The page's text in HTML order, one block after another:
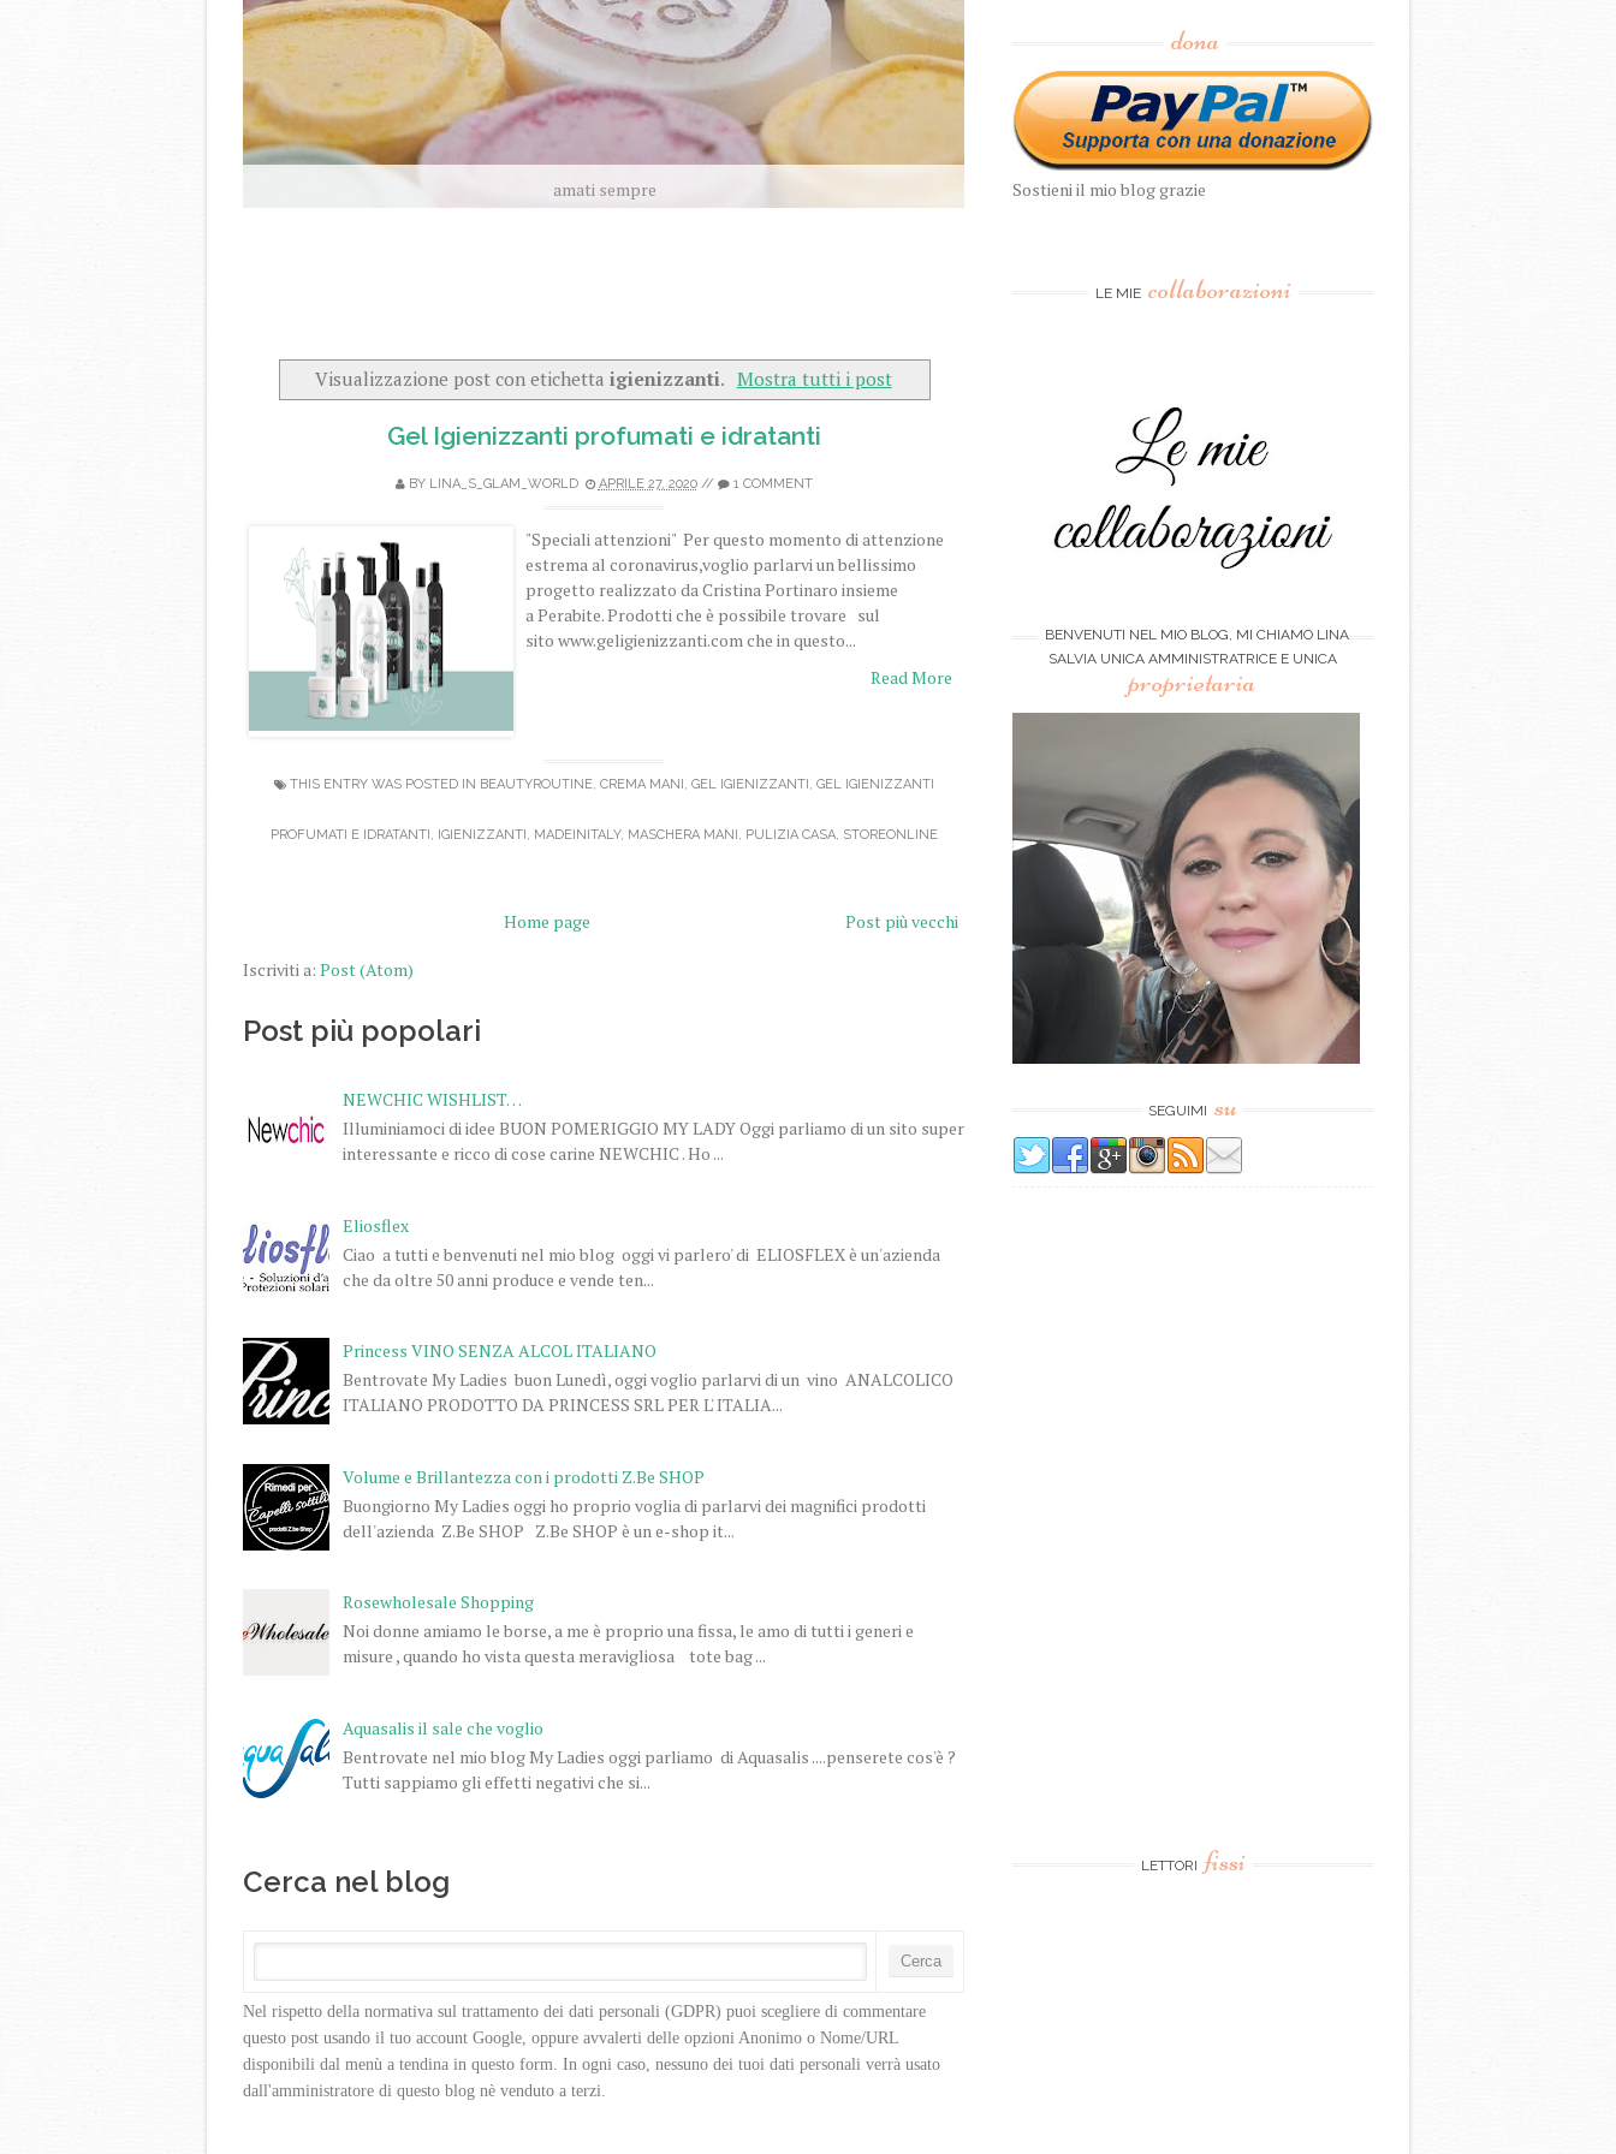
amati sempre
Visualizzazione post con etichettaigienizzanti. Mostra tutti i post
Gel Igienizzanti profumati e idratanti
BY LINA_S_GLAM_WORLD APRILE 27, 2020// 1 COMMENT
"Speciali attenzioni" Per questo momento di attenzione
estrema al coronavirus,voglio parlarvi un bellissimo
progetto realizzato da Cristina Portinaro insieme
a Perabite. Prodotti che è possibile trovare sul
sito www.geligienizzanti.com che in questo...
Read More
THIS ENTRY WAS POSTED IN BEAUTYROUTINE, CREMA MANI , GEL IGIENIZZANTI , GEL IGIENIZZANTI
PROFUMATI E IDRATANTI , IGIENIZZANTI , MADEINITALY, MASCHERA MANI , PULIZIA CASA, STOREONLINE
Post più vecchi
Home page
Iscriviti a: Post (Atom)
Post più popolari
NEWCHIC WISHLIST…
Illuminiamoci di idee BUON POMERIGGIO MY LADY Oggi parliamo di un sito super
interessante e ricco di cose carine NEWCHIC . Ho ...
Eliosflex
Ciao a tutti e benvenuti nel mio blog oggi vi parlero' di ELIOSFLEX è un'azienda
che da oltre 50 anni produce e vende ten...
Princess VINO SENZA ALCOL ITALIANO
Bentrovate My Ladies buon Lunedì, oggi voglio parlarvi di un vino ANALCOLICO
ITALIANO PRODOTTO DA PRINCESS SRL PER L' ITALIA...
Volume e Brillantezza con i prodotti Z.Be SHOP
Buongiorno My Ladies oggi ho proprio voglia di parlarvi dei magnifici prodotti
dell'azienda Z.Be SHOP Z.Be SHOP è un e-shop it...
Rosewholesale Shopping
Noi donne amiamo le borse, a me è proprio una fissa, le amo di tutti i generi e
misure , quando ho vista questa meravigliosa tote bag ...
Aquasalis il sale che voglio
Bentrovate nel mio blog My Ladies oggi parliamo di Aquasalis ....penserete cos'è ?
Tutti sappiamo gli effetti negativi che si...
Cerca nel blog
Nel rispetto della normativa sul trattamento dei dati personali (GDPR) puoi scegliere di commentare
questo post usando il tuo account Google, oppure avvalerti delle opzioni Anonimo o Nome/URL
disponibili dal menù a tendina in questo form. In ogni caso, nessuno dei tuoi dati personali verrà usato
dall'amministratore di questo blog nè venduto a terzi.
dona
Sostieni il mio blog grazie
LE MIE collaborazioni
BENVENUTI NEL MIO BLOG, MI CHIAMO LINA
SALVIA UNICA AMMINISTRATRICE E UNICA
proprietaria
SEGUIMI su
LETTORI fissi